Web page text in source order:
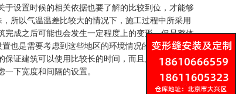
设置时候的相关依据也要了解的比较到位，才能够
所以气温温差比较大的情况下，施工过程中所采用
成之后可能也会发生一定程度上的变形，但是整体
也是需要考虑到这些地区的环境情况的，有些地区
证建筑可以使用比较长的时间，而且质量方面不会
下宽度和间隔的设置。